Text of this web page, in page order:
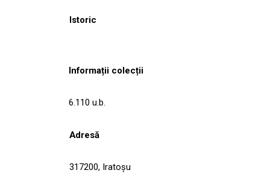
Istoric
Informații colecții
6.110 u.b.
Adresă
317200, Iratoşu